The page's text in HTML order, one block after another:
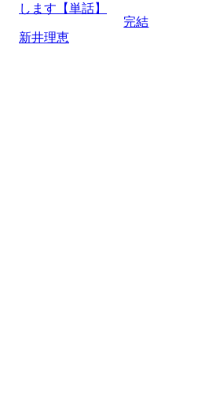
します【単話】
新井理恵
完結